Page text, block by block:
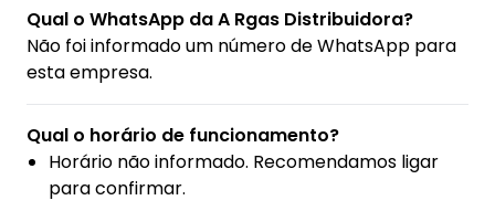
Qual o WhatsApp da A Rgas Distribuidora?
Não foi informado um número de WhatsApp para
esta empresa.
Qual o horário de funcionamento?
Horário não informado. Recomendamos ligar
para confirmar.